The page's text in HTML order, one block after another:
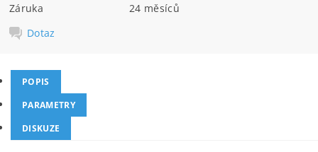
Záruka
24 měsíců
Dotaz
POPIS
PARAMETRY
DISKUZE